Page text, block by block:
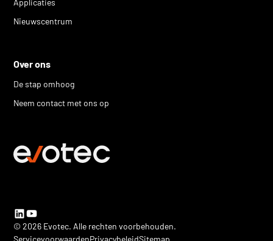
Applicaties
Nieuwscentrum
Over ons
De stap omhoog
Neem contact met ons op
© 2026 Evotec. Alle rechten voorbehouden.
ServicevoorwaardenPrivacybeleidSitemap